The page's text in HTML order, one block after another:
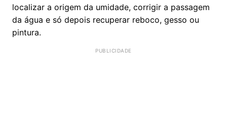
localizar a origem da umidade, corrigir a passagem
da água e só depois recuperar reboco, gesso ou
pintura.